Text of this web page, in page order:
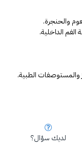
لديك سؤال؟
والحنجرة.
الداخلية.
والمستوصفات الطبية.